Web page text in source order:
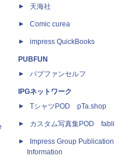
天海社
Comic curea
impress QuickBooks
PUBFUN
パブファンセルフ
IPGネットワーク
TシャツPOD pTa.shop
カスタム写真集POD fabli
Impress Group Publication
Information